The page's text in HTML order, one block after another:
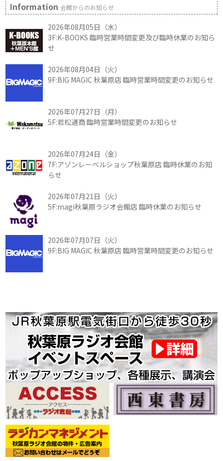
Information会館からのお知らせ
2026年08月05日（水）
3F:K-BOOKS 臨時営業時間変更及び臨時休業のお知ら
せ
2026年08月04日（火）
9F:BIG MAGIC 秋葉原店 臨時営業時間変更のお知らせ
2026年07月27日（月）
5F:若松通商 臨時営業時間変更のお知らせ
2026年07月24日（金）
7F:アゾンレーベルショップ秋葉原店 臨時休業のお知
らせ
2026年07月21日（火）
5F:magi秋葉原ラジオ会館店 臨時休業のお知らせ
2026年07月07日（火）
9F:BIG MAGIC 秋葉原店 臨時営業時間変更のお知らせ